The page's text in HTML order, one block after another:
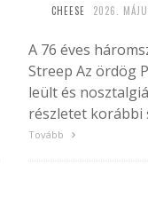
CHEESE 2026.
A 76 éves
Streep Az ördög
leült és
részletet korábbi
Tovább